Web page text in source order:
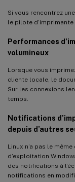
Si vous rencontrez
le pilote
Performances
volumineux
Lorsque vous
cliente locale, le
Sur les connexions
temps.
Notifications
depuis d’autres
Linux n’a pas le
d’exploitation
des notifications à
notifications en